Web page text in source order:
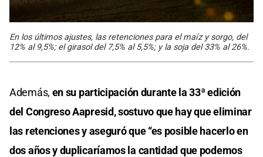
En los últimos ajustes, las retenciones para el maíz y sorgo, del
12% al 9,5%; el girasol del 7,5% al 5,5%; y la soja del 33% al 26%.
Además, en su participacióndurante la 33ª edición
del Congreso Aapresid, sostuvo que hay que eliminar
las retenciones y aseguró que “es posible hacerlo en
dos años y duplicaríamos la cantidad que podemos